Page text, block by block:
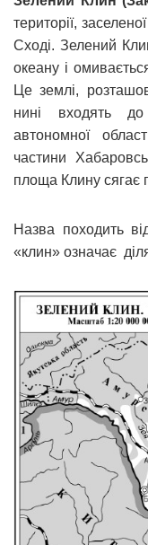
території,
Сході. Зелений
океану і
Це землі,
нині входять до
автономної
частини
площа Клину сягає
Назва походить
«клин» означає